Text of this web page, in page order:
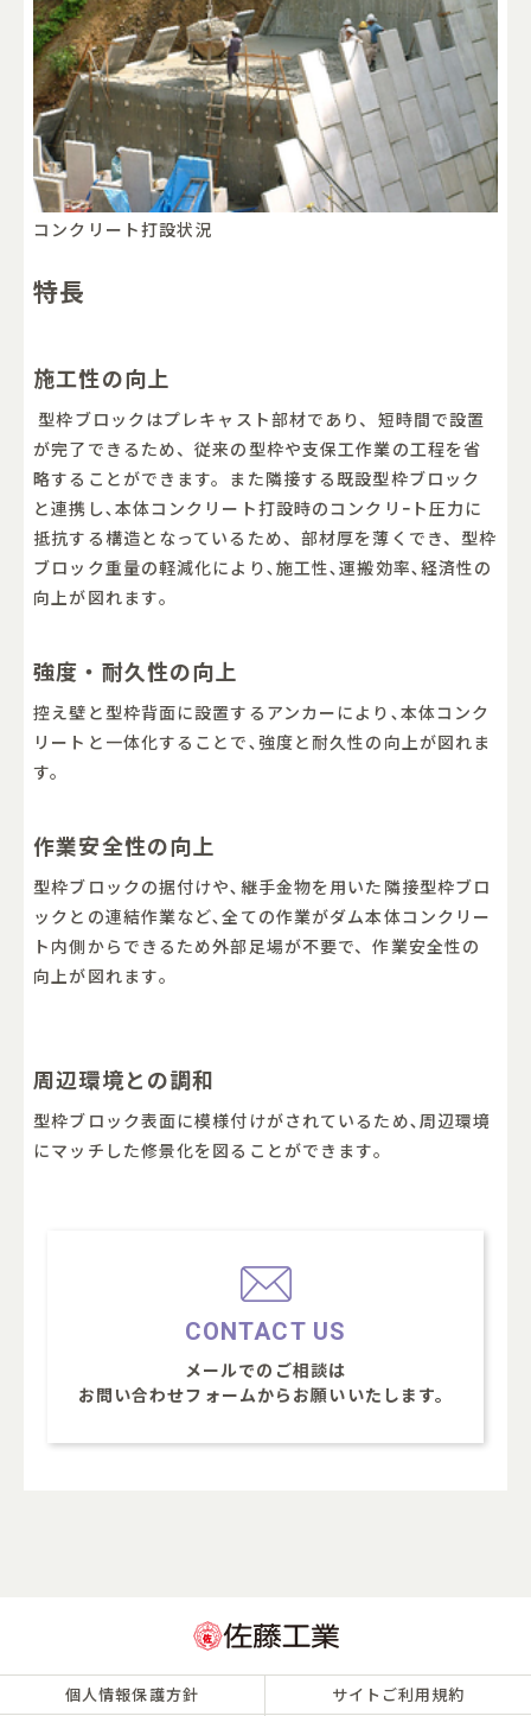
コンクリート打設状況
特長
施工性の向上
型枠ブロックはプレキャスト部材であり、短時間で設置
が完了できるため、従来の型枠や支保工作業の工程を省
略することができます。また隣接する既設型枠ブロック
と連携し､本体コンクリート打設時のコンクリｰト圧力に
抵抗する構造となっているため、部材厚を薄くでき、型枠
ブロック重量の軽減化により､施工性､運搬効率､経済性の
向上が図れます｡
強度・耐久性の向上
控え壁と型枠背面に設置するアンカーにより､本体コンク
リートと一体化することで､強度と耐久性の向上が図れま
す。
作業安全性の向上
型枠ブロックの据付けや､継手金物を用いた隣接型枠ブロ
ックとの連結作業など､全ての作業がダム本体コンクリー
ト内側からできるため外部足場が不要で、作業安全性の
向上が図れます｡
周辺環境との調和
型枠ブロック表面に模様付けがされているため､周辺環境
にマッチした修景化を図ることができます｡
CONTACT US
メールでのご相談は
お問い合わせフォームからお願いいたします。
個人情報保護方針 サイトご利用規約